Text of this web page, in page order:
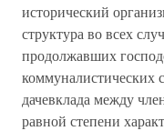
исторический
структура во всех
продолжавших
коммуналистических
дачевклада между
равной степени